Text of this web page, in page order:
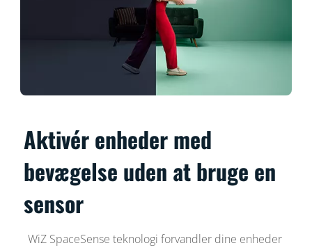
Aktivér enheder med
bevægelse uden at bruge en
sensor
WiZ SpaceSense teknologi forvandler dine enheder